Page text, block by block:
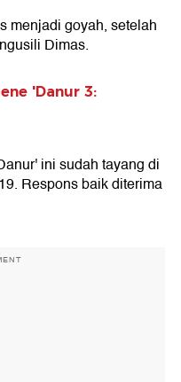
menjadi goyah, setelah
Dimas.
'Danur 3:
ini sudah tayang di
Respons baik diterima